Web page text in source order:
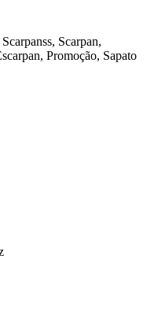
Scarpan,
Promoção, Sapato